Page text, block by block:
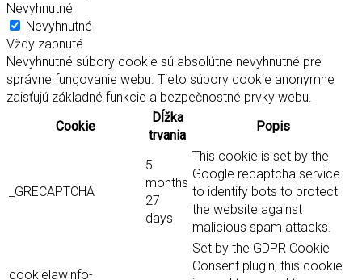
Nevyhnutné
Nevyhnutné
Vždy zapnuté
Nevyhnutné súbory cookie sú absolútne nevyhnutné pre
správne fungovanie webu. Tieto súbory cookie anonymne
zaisťujú základné funkcie a bezpečnostné prvky webu.
Cookie
Dĺžka
trvania
Popis
_GRECAPTCHA
5
months
27
days
This cookie is set by the
Google recaptcha service
to identify bots to protect
the website against
malicious spam attacks.
cookielawinfo-
Set by the GDPR Cookie
Consent plugin, this cookie